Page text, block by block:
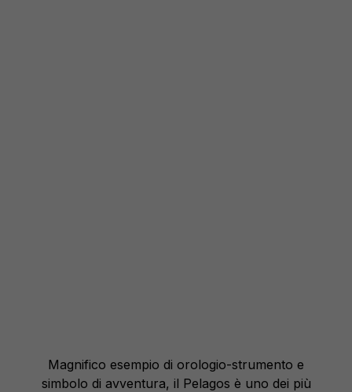
Magnifico esempio di orologio-strumento e
simbolo di avventura, il Pelagos è uno dei più